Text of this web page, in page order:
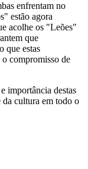
enfrentam no
estão agora
acolhe os "Leões"
que
que estas
compromisso de
importância destas
da cultura em todo o